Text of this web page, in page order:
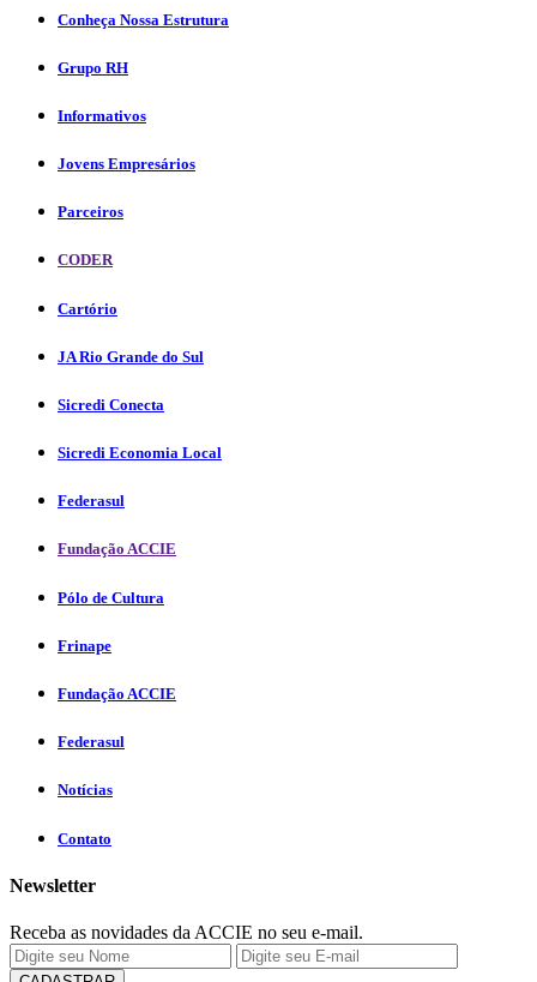
Conheça Nossa Estrutura
Grupo RH
Informativos
Jovens Empresários
Parceiros
CODER
Cartório
JA Rio Grande do Sul
Sicredi Conecta
Sicredi Economia Local
Federasul
Fundação ACCIE
Pólo de Cultura
Frinape
Fundação ACCIE
Federasul
Notícias
Contato
Newsletter
Receba as novidades da ACCIE no seu e-mail.